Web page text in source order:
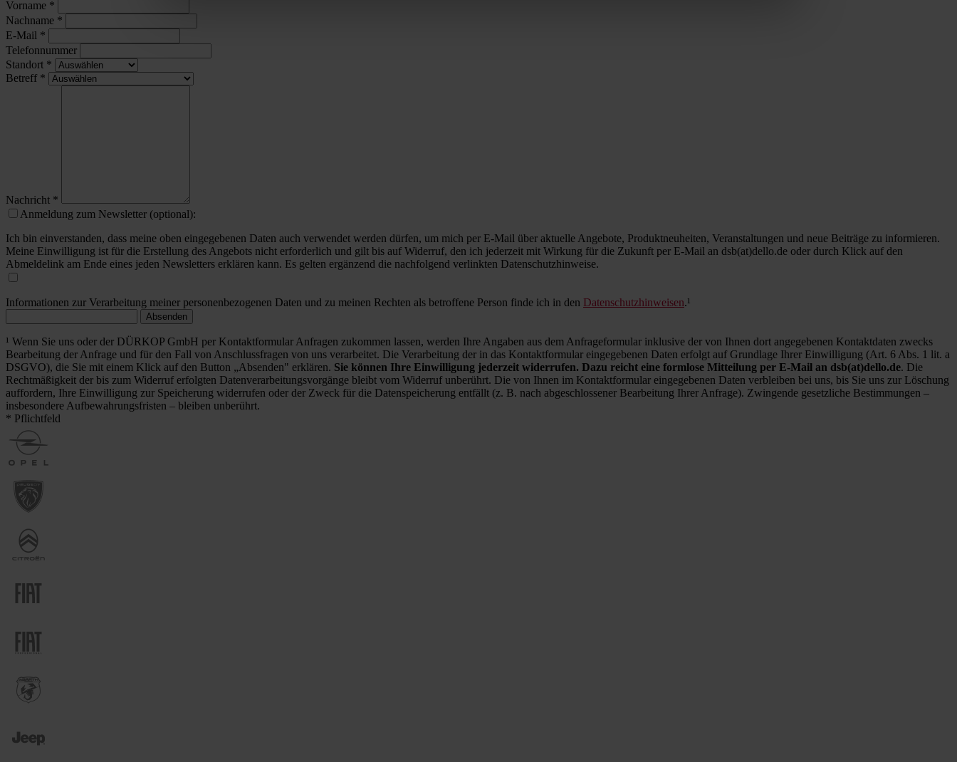
Vorname *
Nachname *
E-Mail *
Telefonnummer
Standort *
Betreff *
Nachricht *
Anmeldung zum Newsletter (optional):
Ich bin einverstanden, dass meine oben eingegebenen Daten auch verwendet werden dürfen, um mich per E-Mail über aktuelle Angebote, Produktneuheiten, Veranstaltungen und neue Beiträge zu informieren.
Meine Einwilligung ist für die Erstellung des Angebots nicht erforderlich und gilt bis auf Widerruf, den ich jederzeit mit Wirkung für die Zukunft per E-Mail an dsb(at)dello.de oder durch Klick auf den
Abmeldelink am Ende eines jeden Newsletters erklären kann. Es gelten ergänzend die nachfolgend verlinkten Datenschutzhinweise.
Informationen zur Verarbeitung meiner personenbezogenen Daten und zu meinen Rechten als betroffene Person finde ich in den Datenschutzhinweisen.¹
Absenden
¹ Wenn Sie uns oder der DÜRKOP GmbH per Kontaktformular Anfragen zukommen lassen, werden Ihre Angaben aus dem Anfrageformular inklusive der von Ihnen dort angegebenen Kontaktdaten zwecks
Bearbeitung der Anfrage und für den Fall von Anschlussfragen von uns verarbeitet. Die Verarbeitung der in das Kontaktformular eingegebenen Daten erfolgt auf Grundlage Ihrer Einwilligung (Art. 6 Abs. 1 lit. a
DSGVO), die Sie mit einem Klick auf den Button „Absenden" erklären. Sie können Ihre Einwilligung jederzeit widerrufen. Dazu reicht eine formlose Mitteilung per E-Mail an dsb(at)dello.de. Die
Rechtmäßigkeit der bis zum Widerruf erfolgten Datenverarbeitungsvorgänge bleibt vom Widerruf unberührt. Die von Ihnen im Kontaktformular eingegebenen Daten verbleiben bei uns, bis Sie uns zur Löschung
auffordern, Ihre Einwilligung zur Speicherung widerrufen oder der Zweck für die Datenspeicherung entfällt (z. B. nach abgeschlossener Bearbeitung Ihrer Anfrage). Zwingende gesetzliche Bestimmungen –
insbesondere Aufbewahrungsfristen – bleiben unberührt.
* Pflichtfeld